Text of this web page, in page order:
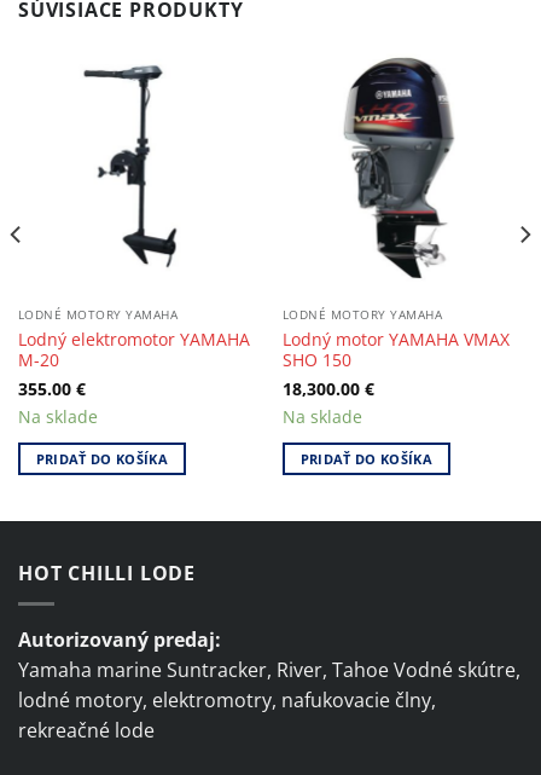
SÚVISIACE PRODUKTY
LODNÉ MOTORY YAMAHA
Lodný elektromotor YAMAHA
M-20
355.00 €
Na sklade
PRIDAŤ DO KOŠÍKA
LODNÉ MOTORY YAMAHA
Lodný motor YAMAHA VMAX
SHO 150
18,300.00 €
Na sklade
PRIDAŤ DO KOŠÍKA
HOT CHILLI LODE
Autorizovaný predaj:
Yamaha marine Suntracker, River, Tahoe Vodné skútre,
lodné motory, elektromotry, nafukovacie člny,
rekreačné lode